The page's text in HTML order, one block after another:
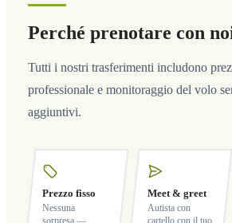
Perché prenotare con
Tutti i nostri trasferimenti includono
professionale e monitoraggio del volo
aggiuntivi.
Prezzo fisso
Nessuna
sorpresa —
Meet & greet
Autista con
cartello con il tuo